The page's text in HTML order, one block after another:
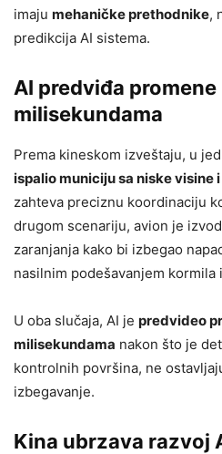
imaju mehaničke prethodnike,
predikcija AI sistema.
AI predviđa
milisekundama
Prema kineskom izveštaju, u
ispalio municiju sa niske visine
zahteva preciznu koordinaciju
drugom scenariju, avion je
zaranjanja kako bi izbegao
nasilnim podešavanjem kormila
U oba slučaja, AI je predvideo
milisekundama nakon što je
kontrolnih površina, ne
izbegavanje.
Kina ubrzava razvoj